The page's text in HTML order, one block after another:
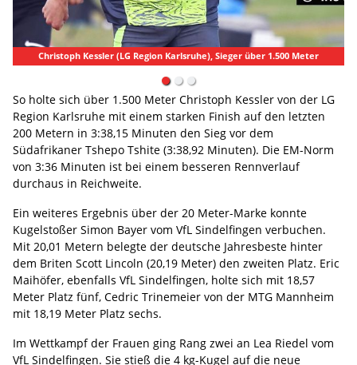
Christoph Kessler (LG Region Karlsruhe), Sieger über 1.500 Meter
So holte sich über 1.500 Meter Christoph Kessler von der LG
Region Karlsruhe mit einem starken Finish auf den letzten
200 Metern in 3:38,15 Minuten den Sieg vor dem
Südafrikaner Tshepo Tshite (3:38,92 Minuten). Die EM-Norm
von 3:36 Minuten ist bei einem besseren Rennverlauf
durchaus in Reichweite.
Ein weiteres Ergebnis über der 20 Meter-Marke konnte
Kugelstoßer Simon Bayer vom VfL Sindelfingen verbuchen.
Mit 20,01 Metern belegte der deutsche Jahresbeste hinter
dem Briten Scott Lincoln (20,19 Meter) den zweiten Platz. Eric
Maihöfer, ebenfalls VfL Sindelfingen, holte sich mit 18,57
Meter Platz fünf, Cedric Trinemeier von der MTG Mannheim
mit 18,19 Meter Platz sechs.
Im Wettkampf der Frauen ging Rang zwei an Lea Riedel vom
VfL Sindelfingen. Sie stieß die 4 kg-Kugel auf die neue